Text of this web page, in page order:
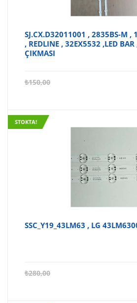
SJ.CX.D32011001 , 2835BS-M ,
, REDLINE , 32EX5532 ,LED BAR
ÇIKMASI
₺150,00
STOKTA!
SSC_Y19_43LM63 , LG
₺280,00